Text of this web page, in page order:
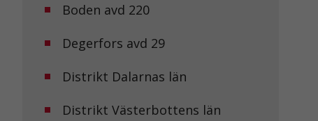
Boden avd 220
Degerfors avd 29
Distrikt Dalarnas län
Distrikt Västerbottens län